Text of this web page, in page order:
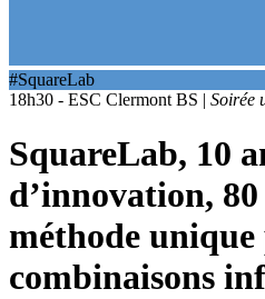
#SquareLab
18h30 - ESC Clermont BS | Soirée
SquareLab, 10
d’innovation, 80
méthode unique
combinaisons